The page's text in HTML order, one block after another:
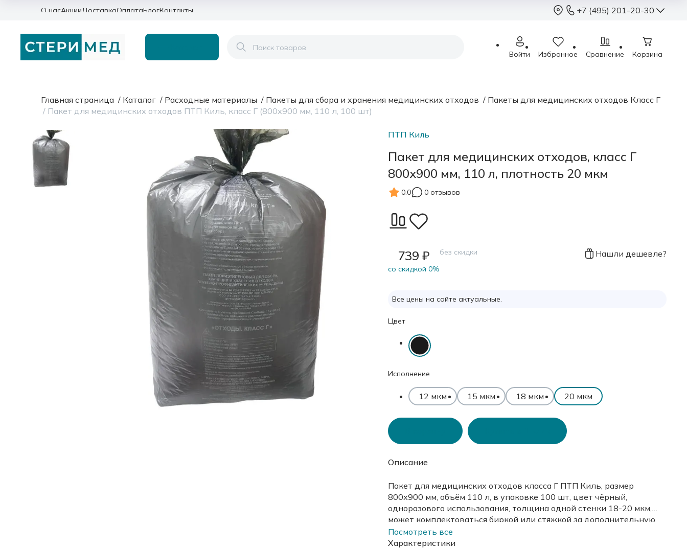
О насАкцииДоставкаОплатаБлогКонтакты +7 (495) 201-20-30
+7 (495) 201-
sales@sterimed.ru
Сб - Вс: выходные
Войти Избранное Сравнение Корзина
Главная страница / Каталог / Расходные материалы / Пакеты для сбора и хранения медицинских отходов / Пакеты для медицинских отходов Класс Г
/ Пакет для медицинских отходов ПТП Киль, класс Г (800х900 мм, 110 л, 100 шт)
ПТП Киль
Пакет для медицинских отходов, класс Г
800х900 мм, 110 л, плотность 20 мкм
0.0 0 отзывов
739 ₽
cо скидкой 0%
без скидки Нашли дешевле?
Все цены на сайте актуальные.
Цвет
Исполнение
12 мкм 15 мкм 18 мкм 20 мкм
Описание
Пакет для медицинских отходов класса Г ПТП Киль, размер
800х900 мм, объём 110 л, в упаковке 100 шт, цвет чёрный,
одноразового использования, толщина одной стенки 18-20 мкм,
может комплектоваться биркой или стяжкой за дополнительную
плату.
Посмотреть все
Характеристики